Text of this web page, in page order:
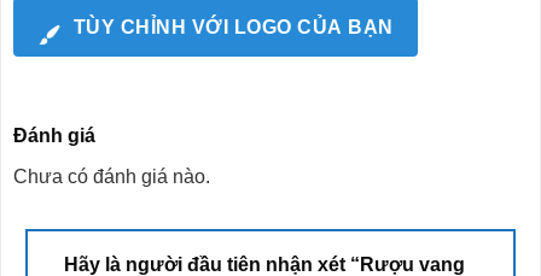
TÙY CHỈNH VỚI LOGO CỦA BẠN
Đánh giá
Chưa có đánh giá nào.
Hãy là người đầu tiên nhận xét “Rượu vang